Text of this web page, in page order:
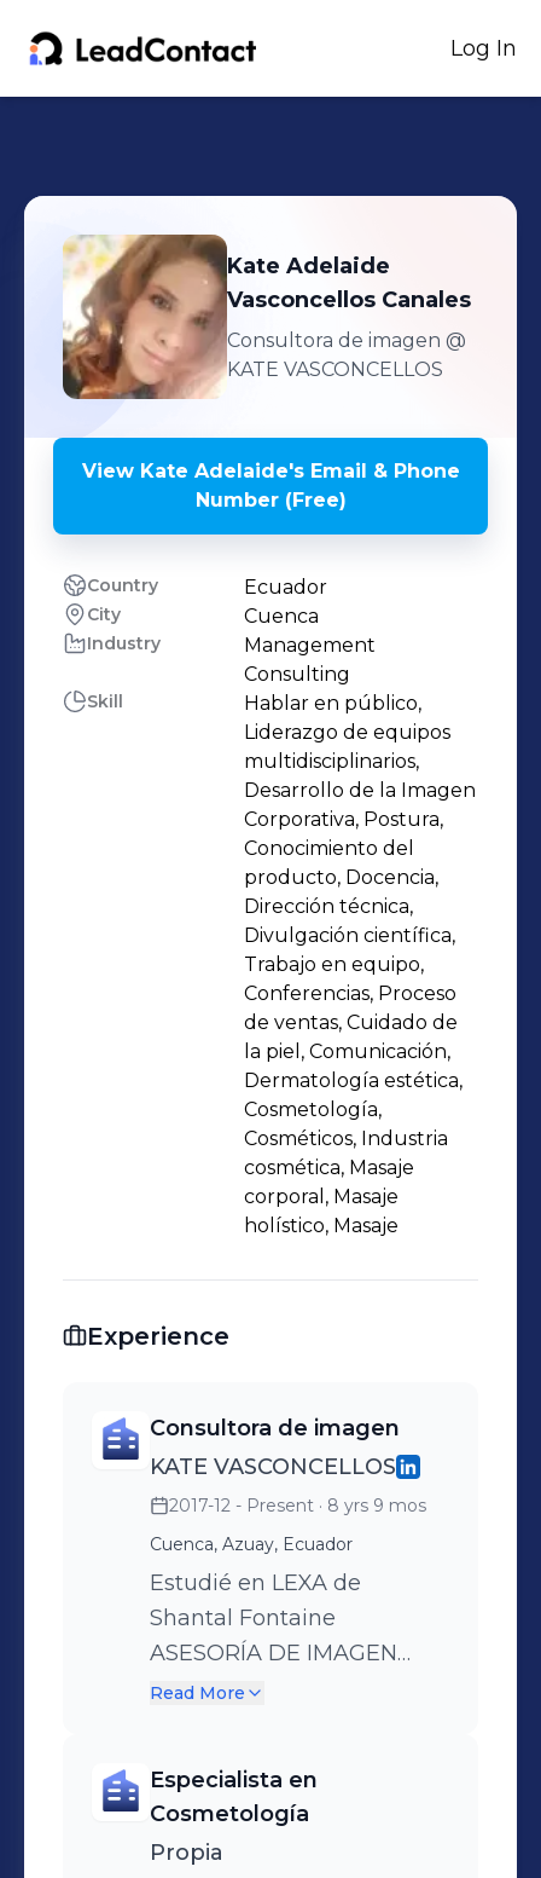
Log In
Kate Adelaide
Vasconcellos Canales
Consultora de imagen @
KATE VASCONCELLOS
View Kate Adelaide'sEmail & Phone
Number (Free)
Country Ecuador
City Cuenca
Industry
Management
Consulting
Skill
Hablar en público,
Liderazgo de equipos
multidisciplinarios,
Desarrollo de la Imagen
Corporativa, Postura,
Conocimiento del
producto, Docencia,
Dirección técnica,
Divulgación científica,
Trabajo en equipo,
Conferencias, Proceso
de ventas, Cuidado de
la piel, Comunicación,
Dermatología estética,
Cosmetología,
Cosméticos, Industria
cosmética, Masaje
corporal, Masaje
holístico, Masaje
Experience
Consultora de imagen
KATE VASCONCELLOS
2017-12 - Present · 8 yrs 9 mos
Cuenca, Azuay, Ecuador
Estudié en LEXA de
Shantal Fontaine
ASESORÍA DE IMAGEN
PERSONAL, y luego en
PERSONAL Y
PROFESIONAL. Atiendo a
Hospitales, Empresas,
Read More
Especialista en
Cosmetología
Propia